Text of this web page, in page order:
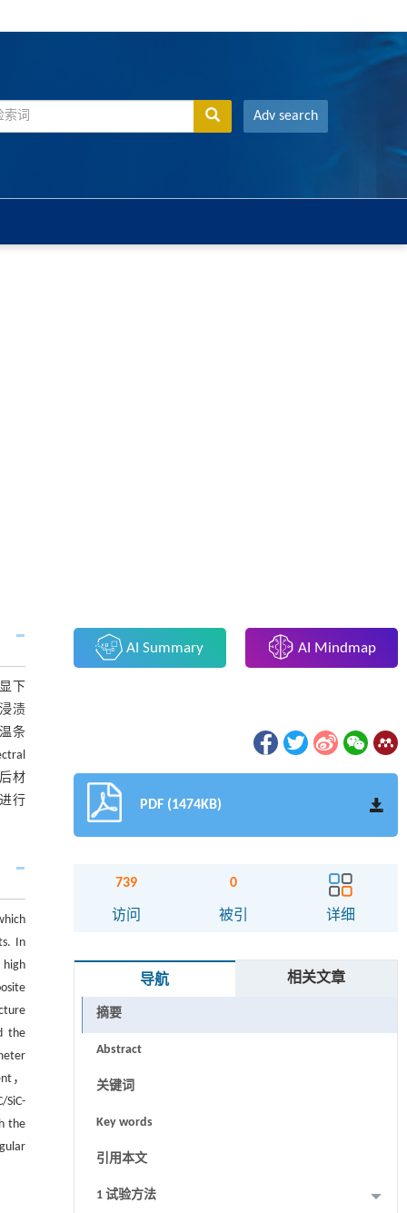
Adv search
下
渍
条
材
行
In
the
，
the
AI Summary AI Mindmap
PDF (1474KB)
739
访问
0
被引 详细
导航 相关文章
摘要
Abstract
关键词
Key words
引用本文
1 试验方法